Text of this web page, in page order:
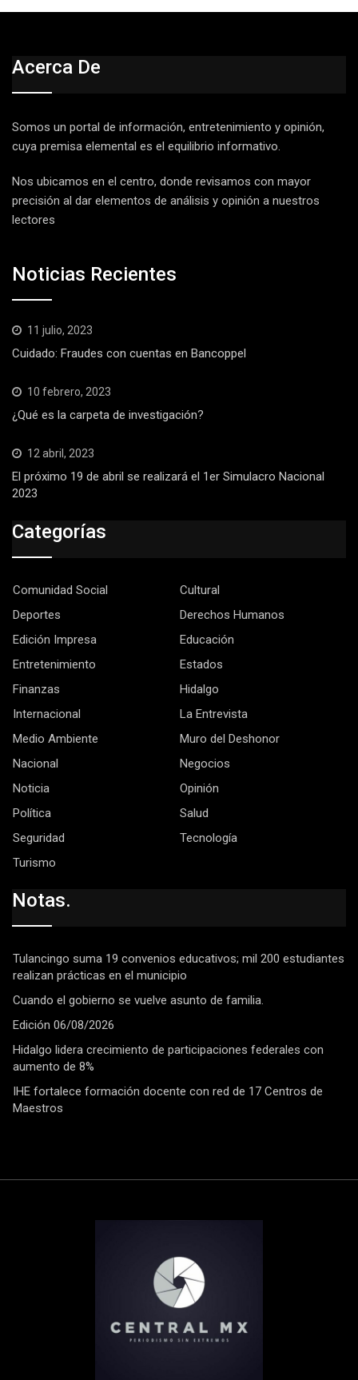
Acerca De
Somos un portal de información, entretenimiento y opinión,
cuya premisa elemental es el equilibrio informativo.
Nos ubicamos en el centro, donde revisamos con mayor
precisión al dar elementos de análisis y opinión a nuestros
lectores
Noticias Recientes
11 julio, 2023
Cuidado: Fraudes con cuentas en Bancoppel
10 febrero, 2023
¿Qué es la carpeta de investigación?
12 abril, 2023
El próximo 19 de abril se realizará el 1er Simulacro Nacional
2023
Categorías
Comunidad Social
Cultural
Deportes
Derechos Humanos
Edición Impresa
Educación
Entretenimiento
Estados
Finanzas
Hidalgo
Internacional
La Entrevista
Medio Ambiente
Muro del Deshonor
Nacional
Negocios
Noticia
Opinión
Política
Salud
Seguridad
Tecnología
Turismo
Notas.
Tulancingo suma 19 convenios educativos; mil 200 estudiantes
realizan prácticas en el municipio
Cuando el gobierno se vuelve asunto de familia.
Edición 06/08/2026
Hidalgo lidera crecimiento de participaciones federales con
aumento de 8%
IHE fortalece formación docente con red de 17 Centros de
Maestros